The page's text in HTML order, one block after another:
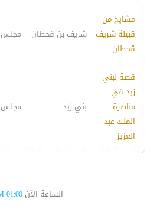
مشايخ من
قبيلة شريف
قحطان
شريف بن قحطان
قصة لبني
زيد في
مناصرة
الملك عبد
العزيز
بني زيد مجلس
الساعة الآن 01:00 AM